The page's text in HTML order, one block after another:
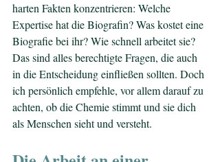
harten Fakten konzentrieren: Welche
Expertise hat die Biografin? Was kostet eine
Biografie bei ihr? Wie schnell arbeitet sie?
Das sind alles berechtigte Fragen, die auch
in die Entscheidung einfließen sollten. Doch
ich persönlich empfehle, vor allem darauf zu
achten, ob die Chemie stimmt und sie dich
als Menschen sieht und versteht.